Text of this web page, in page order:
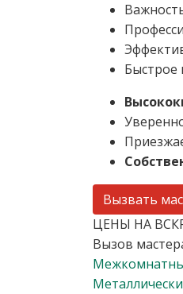
Быстрое
Вызвать
ЦЕНЫ НА
Вызов